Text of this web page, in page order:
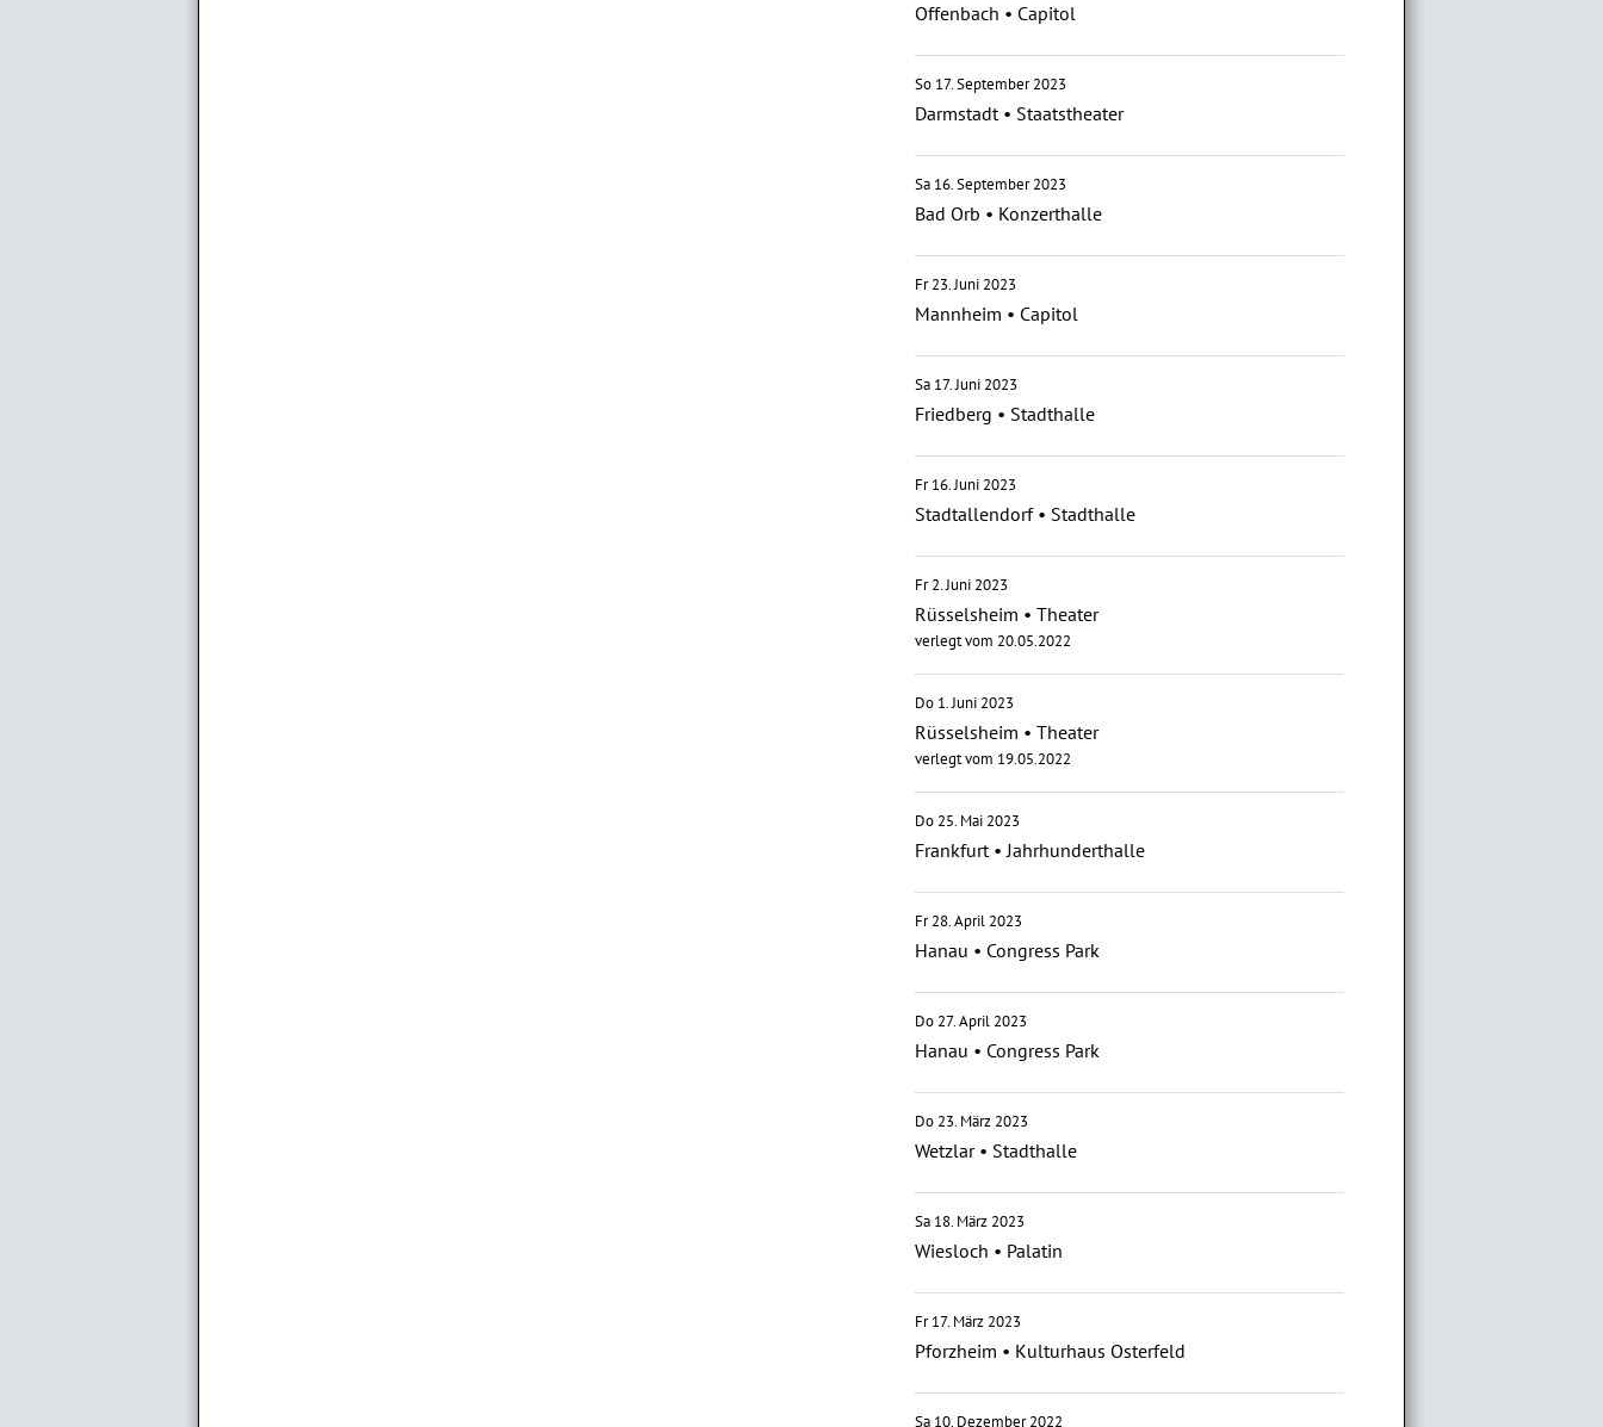
Offenbach • Capitol
So 17. September 2023
Darmstadt• Staatstheater
Sa 16. September 2023
Bad Orb • Konzerthalle
Fr 23. Juni 2023
Mannheim • Capitol
Sa 17. Juni 2023
Friedberg • Stadthalle
Fr 16. Juni 2023
Stadtallendorf• Stadthalle
Fr 2. Juni 2023
Rüsselsheim • Theater
verlegt vom 20.05.2022
Do 1. Juni 2023
Rüsselsheim • Theater
verlegt vom 19.05.2022
Do 25. Mai 2023
Frankfurt•Jahrhunderthalle
Fr 28. April 2023
Hanau • Congress Park
Do 27. April 2023
Hanau • Congress Park
Do 23. März 2023
Wetzlar• Stadthalle
Sa 18. März 2023
Wiesloch • Palatin
Fr 17. März 2023
Pforzheim • Kulturhaus Osterfeld
Sa 10. Dezember 2022